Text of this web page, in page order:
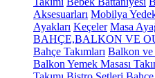
Aksesuarları Mobilya
Ayakları Keçeler Masa
BAHÇE,BALKON VE
Bahçe Takımları Balkon ve
Balkon Yemek Masası